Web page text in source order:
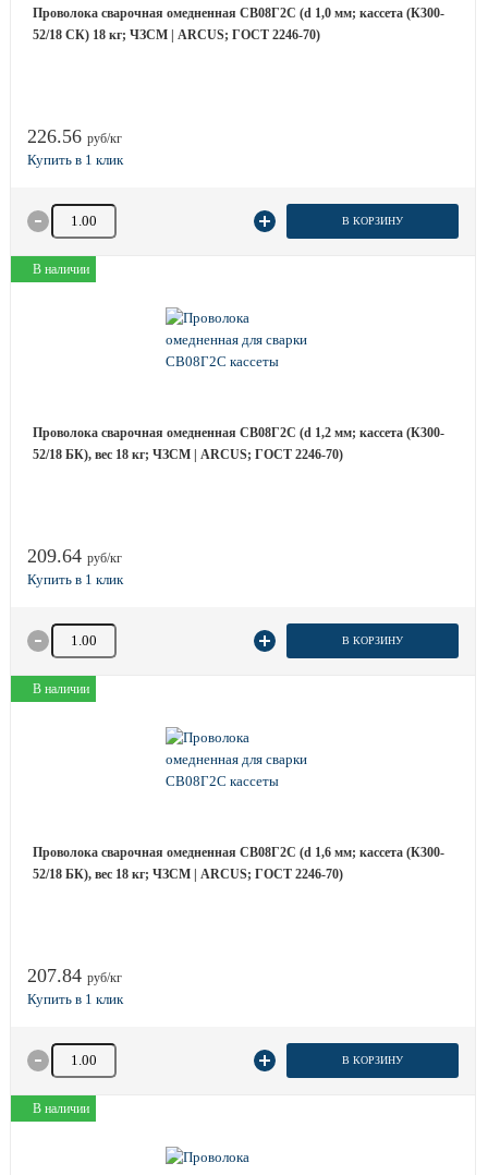
Проволока сварочная омедненная СВ08Г2С (d 1,0 мм; кассета (К300-
52/18 СК) 18 кг; ЧЗСМ | ARCUS; ГОСТ 2246-70)
226.56 руб/кг
Количество товара В КОРЗИНУ
В наличии
Проволока сварочная омедненная СВ08Г2С (d 1,2 мм; кассета (К300-
52/18 БК), вес 18 кг; ЧЗСМ | ARCUS; ГОСТ 2246-70)
209.64 руб/кг
Количество товара В КОРЗИНУ
В наличии
Проволока сварочная омедненная СВ08Г2С (d 1,6 мм; кассета (К300-
52/18 БК), вес 18 кг; ЧЗСМ | ARCUS; ГОСТ 2246-70)
207.84 руб/кг
Количество товара В КОРЗИНУ
В наличии